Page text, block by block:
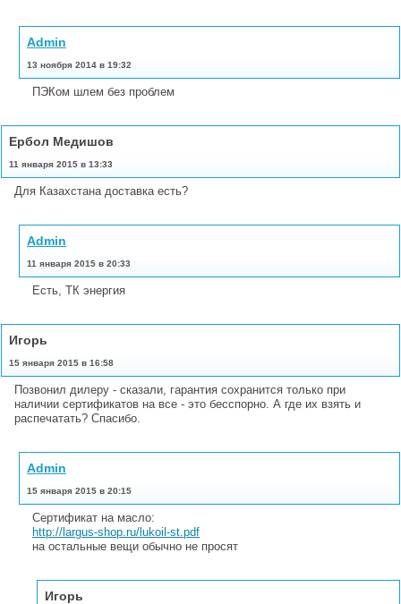
Admin
13 ноября 2014 в 19:32
ПЭКом шлем без проблем
Ербол Медишов
11 января 2015 в 13:33
Для Казахстана доставка есть?
Admin
11 января 2015 в 20:33
Есть, ТК энергия
Игорь
15 января 2015 в 16:58
Позвонил дилеру - сказали, гарантия сохранится только при
наличии сертификатов на все - это бесспорно. А где их взять и
распечатать? Спасибо.
Admin
15 января 2015 в 20:15
Сертификат на масло:
http://largus-shop.ru/lukoil-st.pdf
на остальные вещи обычно не просят
Игорь